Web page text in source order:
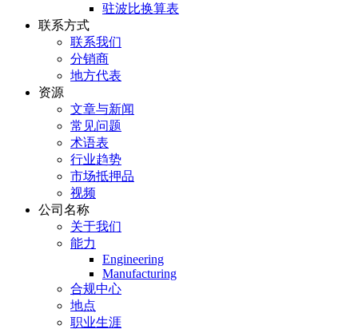
驻波比换算表
联系方式
联系我们
分销商
地方代表
资源
文章与新闻
常见问题
术语表
行业趋势
市场抵押品
视频
公司名称
关于我们
能力
Engineering
Manufacturing
合规中心
地点
职业生涯